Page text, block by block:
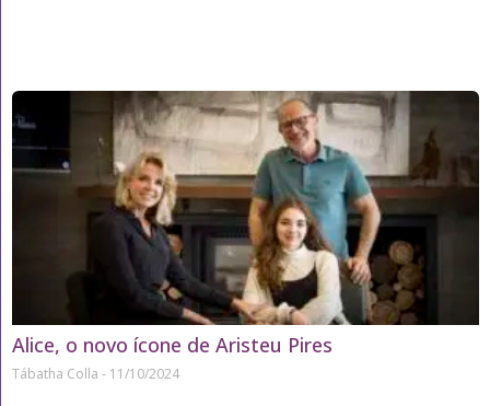
Alice, o novo ícone de Aristeu Pires
Tábatha Colla 11/10/2024